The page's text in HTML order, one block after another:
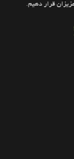
قرار دهیم.